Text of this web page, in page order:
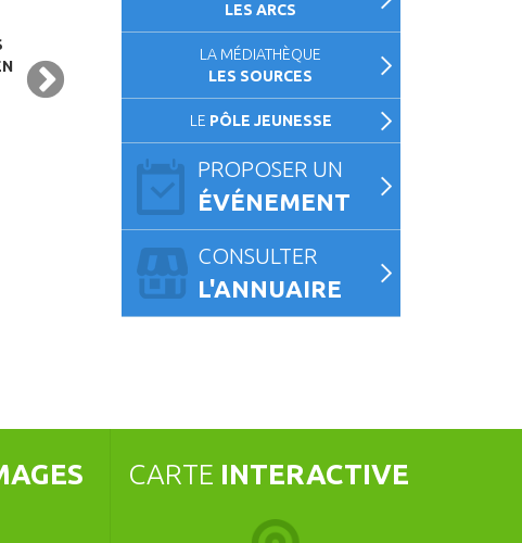
LES ARCS
LA MÉDIATHÈQUE
LES SOURCES
LE PÔLE JEUNESSE
PROPOSER UN
ÉVÉNEMENT
CONSULTER
L'ANNUAIRE
EVOLUTION DE L’OFFRE POSTALE
PUBLIÉ LE 9 JUILLET 2026
VENDREDI 10 JUILLET 2026
CARTE INTERACTIVE